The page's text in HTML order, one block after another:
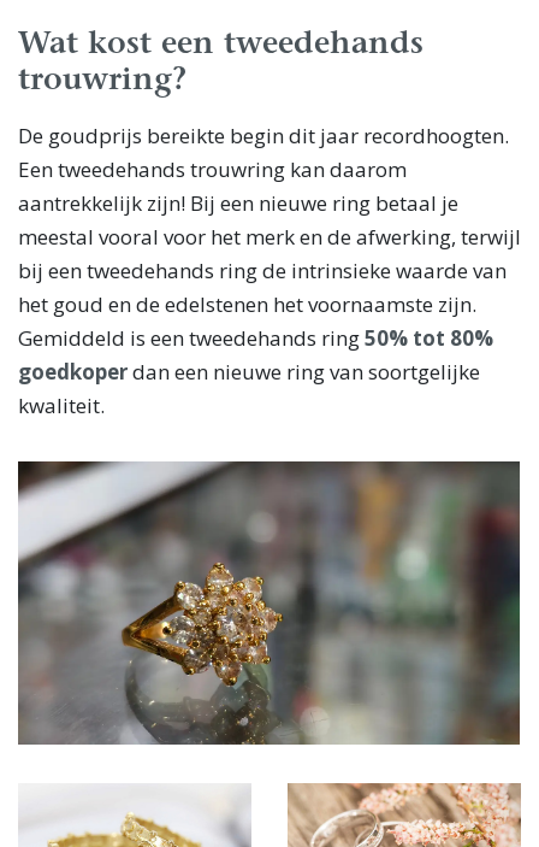
Wat kost een tweedehands
trouwring?
De goudprijs bereikte begin dit jaar recordhoogten.
Een tweedehands trouwring kan daarom
aantrekkelijk zijn! Bij een nieuwe ring betaal je
meestal vooral voor het merk en de afwerking, terwijl
bij een tweedehands ring de intrinsieke waarde van
het goud en de edelstenen het voornaamste zijn.
Gemiddeld is een tweedehands ring50% tot 80%
goedkoperdan een nieuwe ring van soortgelijke
kwaliteit.